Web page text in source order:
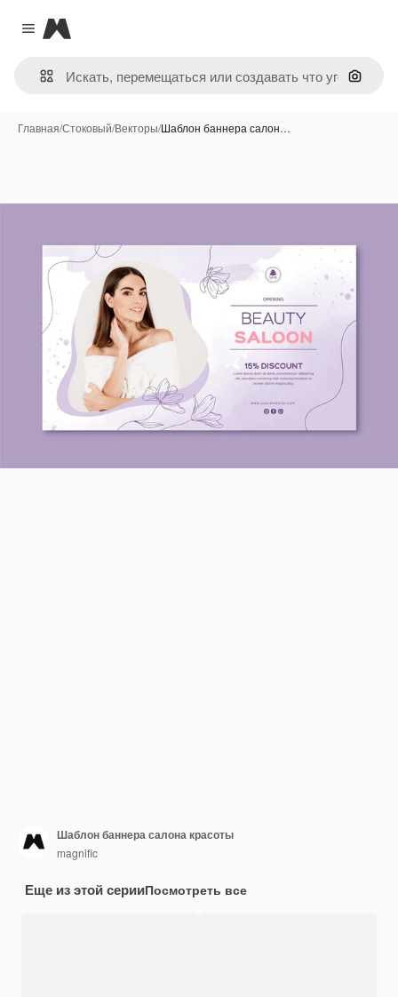
Close menu
Magnific
Поиск
Главная/Стоковый/Векторы/Шаблон баннера салон…
Шаблон баннера салона красоты
magnific
Еще из этой серииПосмотреть все